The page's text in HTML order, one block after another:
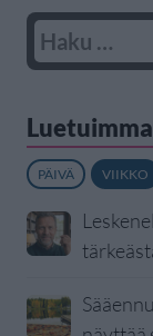
PÄIVÄ VIIKKO